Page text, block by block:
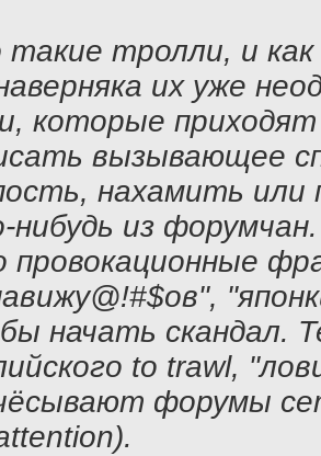
тролли, и как
их уже
которые
вызывающее
нахамить
нибудь из
провокационные
начать скандал.
to trawl,
форумы